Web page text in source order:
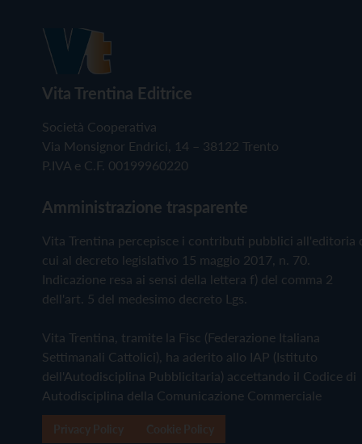
Vita Trentina Editrice
Società Cooperativa
Via Monsignor Endrici, 14 – 38122 Trento
P.IVA e C.F. 00199960220
Amministrazione trasparente
Vita Trentina percepisce i contributi pubblici all'editoria
cui al decreto legislativo 15 maggio 2017, n. 70.
Indicazione resa ai sensi della lettera f) del comma 2
dell'art. 5 del medesimo decreto Lgs.
Vita Trentina, tramite la Fisc (Federazione Italiana
Settimanali Cattolici), ha aderito allo IAP (Istituto
dell'Autodisciplina Pubblicitaria) accettando il Codice di
Autodisciplina della Comunicazione Commerciale